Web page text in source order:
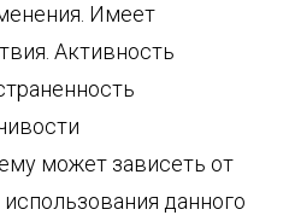
Имеет
Активность
может зависеть от
данного